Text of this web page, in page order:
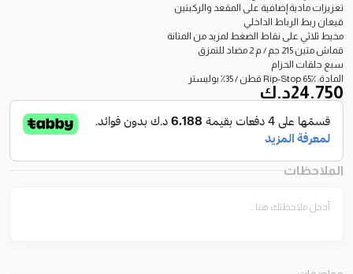
تعزيزات مادية إضافية على المقعد والركبتين
قيعان ربط الرباط الداخلي
مخيط ثلاثي على نقاط الضغط لمزيد من المتانة
قماش متين 215 جم / م 2 مضاد للتمزق
سبع حلقات الحزام
المادة: Rip-Stop 65٪ قطن / 35٪ بوليستر
24.750د.ك
الملاحظات